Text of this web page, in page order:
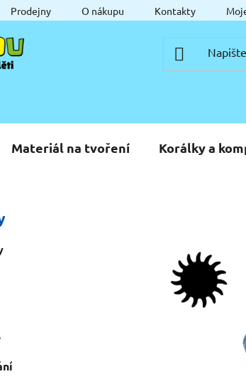
Prodejny O nákupu Kontakty
Materiál na tvoření Korálky a